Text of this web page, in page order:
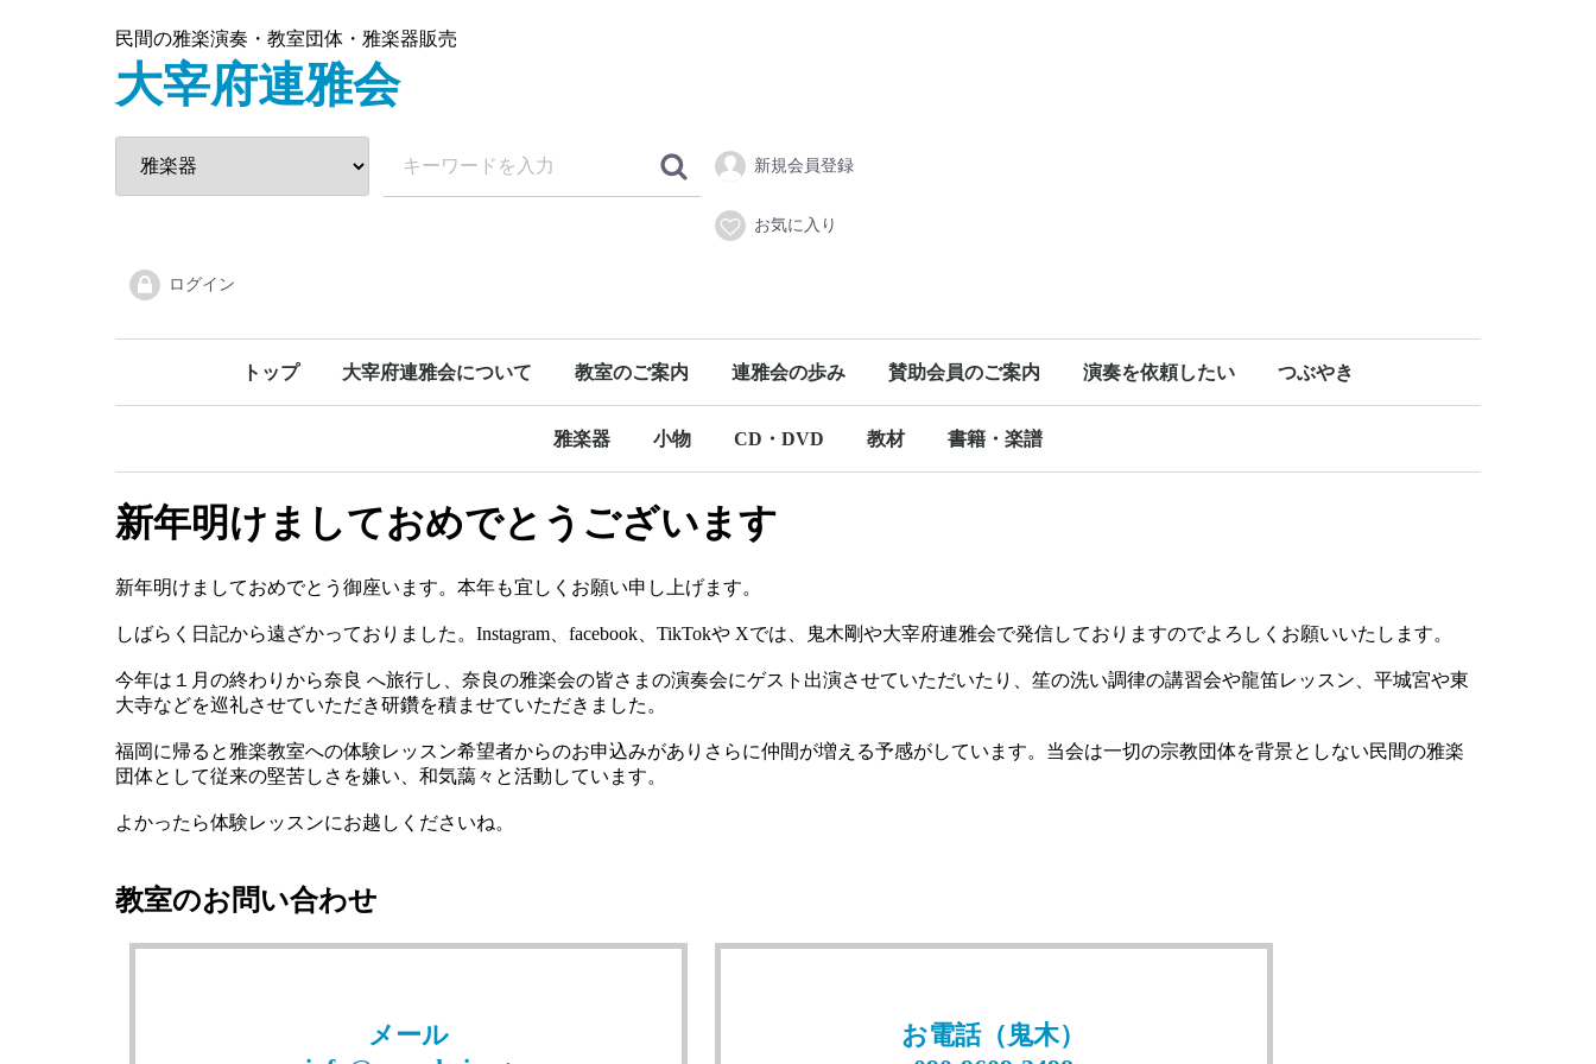
民間の雅楽演奏・教室団体・雅楽器販売
大宰府連雅会
新規会員登録
お気に入り
ログイン
トップ 大宰府連雅会について 教室のご案内 連雅会の歩み 賛助会員のご案内 演奏を依頼したい つぶやき
雅楽器
龍笛
高麗笛
神楽笛
篳篥
鳳笙
篠笛・能管
その他の雅楽器
小物
龍笛関係
篳篥関係
神楽笛関係
鳳笙関係
チューナー
譜面カバー・譜面台
弦衣装
お香
その他の小物
CD・DVD
DVD
VHS
教材 書籍・楽譜
新年明けましておめでとうございます
新年明けましておめでとう御座います。本年も宜しくお願い申し上げます。
しばらく日記から遠ざかっておりました。Instagram、facebook、TikTokや Xでは、鬼木剛や大宰府連雅会で発信しておりますのでよろしくお願いいたします。
今年は１月の終わりから奈良 へ旅行し、奈良の雅楽会の皆さまの演奏会にゲスト出演させていただいたり、笙の洗い調律の講習会や龍笛レッスン、平城宮や東
大寺などを巡礼させていただき研鑽を積ませていただきました。
福岡に帰ると雅楽教室への体験レッスン希望者からのお申込みがありさらに仲間が増える予感がしています。当会は一切の宗教団体を背景としない民間の雅楽
団体として従来の堅苦しさを嫌い、和気藹々と活動しています。
よかったら体験レッスンにお越しくださいね。
教室のお問い合わせ
メール
お電話（鬼木）